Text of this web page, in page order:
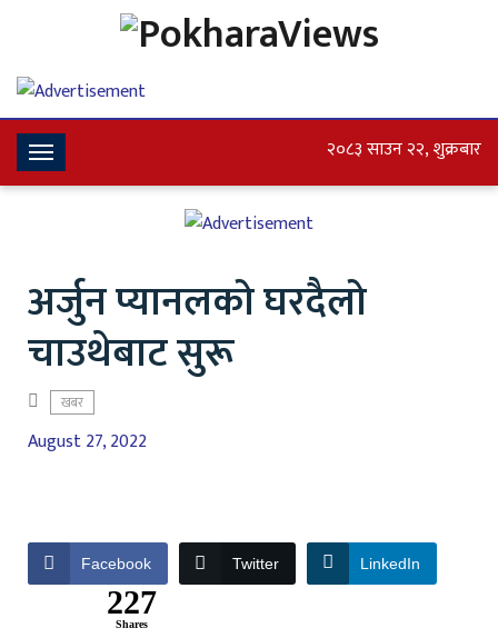
Toggle
Navigation
२०८३ साउन २२, शुक्रबार
अर्जुन प्यानलको घरदैलो
चाउथेबाट सुरू
खबर
August 27, 2022
Facebook Twitter LinkedIn
227
Shares